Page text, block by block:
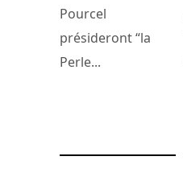
Pourcel
présideront “la
Perle...